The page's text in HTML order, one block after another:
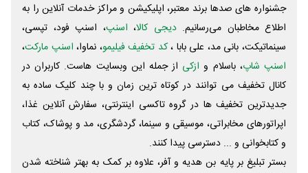
جشنواره های صدها برند معتبر، اپلیکیشن و مراکز خدمات آنلاین را به
اطلاع مخاطبان می‌رسانیم. دیجی کالا، اسنپ، اسنپ فود، تپسی،
سینماتیکت، بانی مد، علی‌ بابا ،کد تخفیف فیلیمو، نماوا، اسنپ مارکت،
اسنپ شاپ، باسلام و ازکی از جمله این وبسایت ‌هاست. کاربران در
کانال تخفیف می توانند در کوتاه ترین زمان و با چند کلیک ساده به
جدیدترین تخفیف ها در گروه تاکسی اینترنتی، سفارش آنلاین غذا،
اپراتورهای مخابراتی، موسیقی و سینما، گردشگری، مد و پوشاک، کتاب
و کتابخوانی و ... دسترسی پیدا کنند.
بستر تبلیغ بر پایه بن هدیه و آفر، علاوه بر کمک به بهتر شناخته شدن